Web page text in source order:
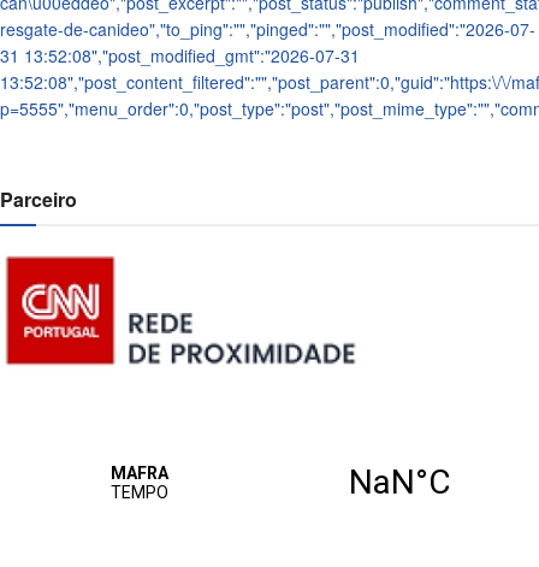
resgate-de-canideo","to_ping":"","pinged":"","post_modified":"2026-07-
31 13:52:08","post_modified_gmt":"2026-07-31
13:52:08","post_content_filtered":"","post_parent":0,"guid":"https:\/\/
Parceiro